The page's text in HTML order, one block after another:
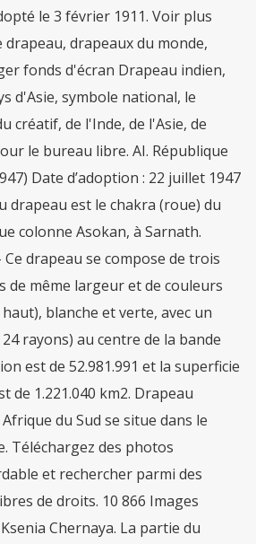
le 3 février 1911. Voir plus
drapeaux du monde,
fonds d'écran Drapeau indien,
d'Asie, symbole national, le
créatif, de l'Inde, de l'Asie, de
le bureau libre. AI. République
Date d’adoption : 22 juillet 1947
drapeau est le chakra (roue) du
colonne Asokan, à Sarnath.
drapeau se compose de trois
de même largeur et de couleurs
blanche et verte, avec un
rayons) au centre de la bande
est de 52.981.991 et la superficie
de 1.221.040 km2. Drapeau
du Sud se situe dans le
Téléchargez des photos
et rechercher parmi des
de droits. 10 866 Images
Chernaya. La partie du